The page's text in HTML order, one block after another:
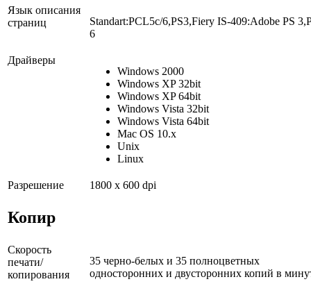
Язык описания
страниц
Standart:PCL5c/6,PS3,Fiery IS-409:Adobe PS
6
Драйверы
Windows 2000
Windows XP 32bit
Windows XP 64bit
Windows Vista 32bit
Windows Vista 64bit
Mac OS 10.x
Unix
Linux
Разрешение 1800 x 600 dpi
Копир
Скорость
печати/
копирования
35 черно-белых и 35 полноцветных
односторонних и двусторонних копий в